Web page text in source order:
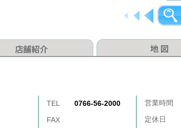
TEL 0766-56-2000 営業時間
FAX 定休日